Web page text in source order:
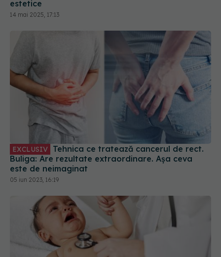
14 mai 2025, 17:13
Buliga: Are rezultate extraordinare. Așa ceva
este de neimaginat
05 iun 2023, 16:19